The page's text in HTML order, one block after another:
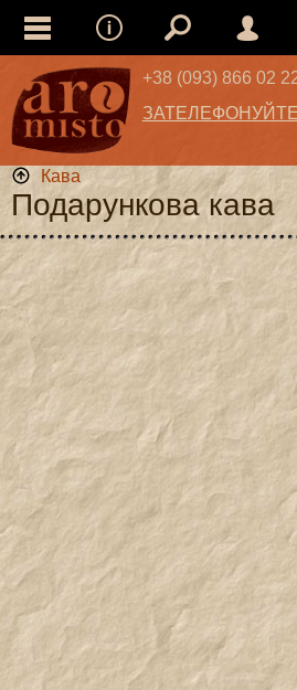
+38 (093) 866 02
ЗАТЕЛЕФОНУЙТЕ
Кава
Подарункова кава